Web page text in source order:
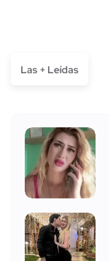
Las + Leídas